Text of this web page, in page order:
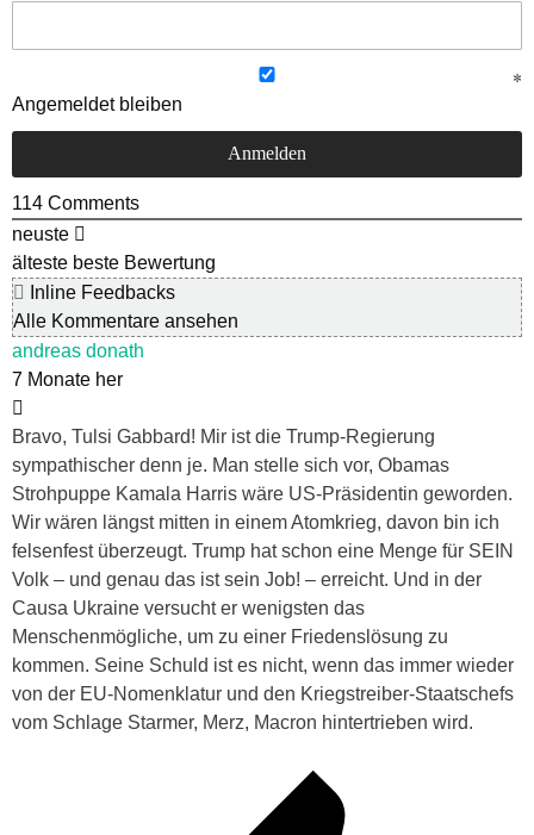
Angemeldet bleiben
114 Comments
neuste
älteste beste Bewertung
Inline Feedbacks
Alle Kommentare ansehen
andreas donath
7 Monate her
Bravo, Tulsi Gabbard! Mir ist die Trump-Regierung
sympathischer denn je. Man stelle sich vor, Obamas
Strohpuppe Kamala Harris wäre US-Präsidentin geworden.
Wir wären längst mitten in einem Atomkrieg, davon bin ich
felsenfest überzeugt. Trump hat schon eine Menge für SEIN
Volk – und genau das ist sein Job! – erreicht. Und in der
Causa Ukraine versucht er wenigsten das
Menschenmögliche, um zu einer Friedenslösung zu
kommen. Seine Schuld ist es nicht, wenn das immer wieder
von der EU-Nomenklatur und den Kriegstreiber-Staatschefs
vom Schlage Starmer, Merz, Macron hintertrieben wird.